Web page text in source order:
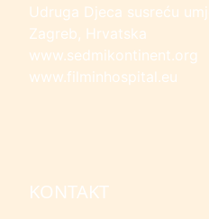
Udruga Djeca susreću
Zagreb, Hrvatska
www.sedmikontinent.org
www.filminhospital.eu
KONTAKT